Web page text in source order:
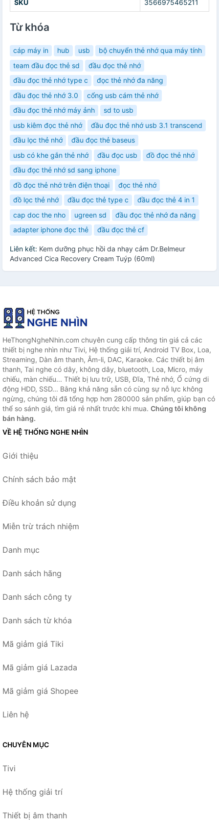
SKU 3566975465211
Từ khóa
cáp máy in hub usb
bộ chuyển thẻ nhớ qua máy tính
team đầu đọc thẻ sd
đầu đọc thẻ nhớ
đầu đọc thẻ nhớ type c
đọc thẻ nhớ đa năng
đầu đọc thẻ nhớ 3.0
cổng usb cám thẻ nhớ
đầu đọc thẻ nhớ máy ảnh
sd to usb
usb kiêm đọc thẻ nhớ
đầu đọc thẻ nhớ usb 3.1 transcend
đầu lọc thẻ nhớ
đầu đọc thẻ baseus
usb có khe gắn thẻ nhớ
đầu đọc usb
đồ đọc thẻ nhớ
đầu đọc thẻ nhớ sd sang iphone
đồ đọc thẻ nhớ trên điện thoại
đọc thẻ nhớ
đồ lọc thẻ nhớ
đầu đọc thẻ type c
đầu đọc thẻ 4 in 1
cap doc the nho
ugreen sd
đầu đọc thẻ nhớ đa năng
adapter iphone đọc thẻ
đầu đọc thẻ cf
Liên kết: Kem dưỡng phục hồi da nhạy cảm Dr.Belmeur
Advanced Cica Recovery Cream Tuýp (60ml)
HeThongNgheNhin.com chuyên cung cấp thông tin giá cả các
thiết bị nghe nhìn như Tivi, Hệ thống giải trí, Android TV Box, Loa,
Streaming, Dàn âm thanh, Âm-li, DAC, Karaoke. Các thiết bị âm
thanh, Tai nghe có dây, không dây, bluetooth, Loa, Micro, máy
chiếu, màn chiếu... Thiết bị lưu trữ, USB, Đĩa, Thẻ nhớ, Ổ cứng di
động HDD, SSD... Bằng khả năng sẵn có cùng sự nỗ lực không
ngừng, chúng tôi đã tổng hợp hơn 280000 sản phẩm, giúp bạn có
thể so sánh giá, tìm giá rẻ nhất trước khi mua. Chúng tôi không
bán hàng.
VỀ HỆ THỐNG NGHE NHÌN
Giới thiệu
Chính sách bảo mật
Điều khoản sử dụng
Miễn trừ trách nhiệm
Danh mục
Danh sách hãng
Danh sách công ty
Danh sách từ khóa
Mã giảm giá Tiki
Mã giảm giá Lazada
Mã giảm giá Shopee
Liên hệ
CHUYÊN MỤC
Tivi
Hệ thống giải trí
Thiết bị âm thanh